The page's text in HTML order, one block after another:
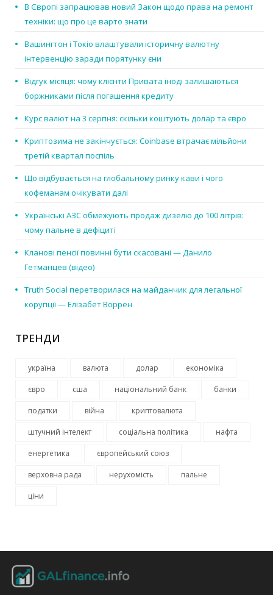
В Європі запрацював новий Закон щодо права на ремонт
техніки: що про це варто знати
Вашингтон і Токіо влаштували історичну валютну
інтервенцію заради порятунку єни
Відгук місяця: чому клієнти Привата іноді залишаються
боржниками після погашення кредиту
Курс валют на 3 серпня: скільки коштують долар та євро
Криптозима не закінчується: Coinbase втрачає мільйони
третій квартал поспіль
Що відбувається на глобальному ринку кави і чого
кофеманам очікувати далі
Українські АЗС обмежують продаж дизелю до 100 літрів:
чому пальне в дефіциті
Кланові пенсії повинні бути скасовані — Данило
Гетманцев (відео)
Truth Social перетворилася на майданчик для легальної
корупції — Елізабет Воррен
ТРЕНДИ
україна валюта долар економіка
євро сша національний банк банки
податки війна криптовалюта
штучний інтелект соціальна політика нафта
енергетика європейський союз
верховна рада нерухомість пальне
ціни